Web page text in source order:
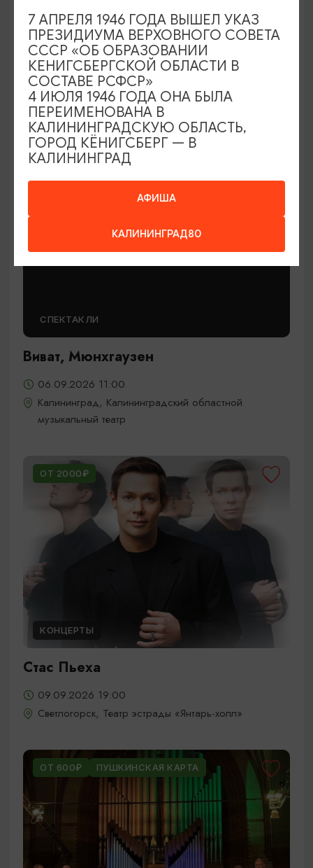
СПЕКТАКЛИ
Улитка и Кит
06.09.2026 11:00
Светлогорск, Арт-пространство «Янтарь-холл»
ОТ 500₽ ПУШКИНСКАЯ КАРТА
СПЕКТАКЛИ
Виват, Мюнхгаузен
06.09.2026 11:00
Калининград, Калининградский областной
музыкальный театр
ОТ 2000₽
КОНЦЕРТЫ
Стас Пьеха
09.09.2026 19:00
Светлогорск, Театр эстрады «Янтарь-холл»
ОТ 600₽ ПУШКИНСКАЯ КАРТА
АФИША
КАЛИНИНГРАД80
7 АПРЕЛЯ 1946 ГОДА ВЫШЕЛ УКАЗ
ПРЕЗИДИУМА ВЕРХОВНОГО СОВЕТА
СССР «ОБ ОБРАЗОВАНИИ
КЕНИГСБЕРГСКОЙ ОБЛАСТИ В
СОСТАВЕ РСФСР»
4 ИЮЛЯ 1946 ГОДА ОНА БЫЛА
ПЕРЕИМЕНОВАНА В
КАЛИНИНГРАДСКУЮ ОБЛАСТЬ,
ГОРОД КЁНИГСБЕРГ — В
КАЛИНИНГРАД